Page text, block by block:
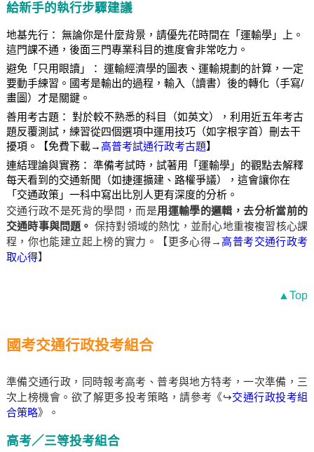
給新手的執行步驟建議
地基先行： 無論你是什麼背景，請優先花時間在「運輸學」上。
這門課不通，後面三門專業科目的進度會非常吃力。
避免「只用眼讀」： 運輸經濟學的圖表、運輸規劃的計算，一定
要動手練習。國考是輸出的過程，輸入（讀書）後的轉化（手寫/
畫圖）才是關鍵。
善用考古題： 對於較不熟悉的科目（如英文），利用近五年考古
題反覆測試，練習從四個選項中運用技巧（如字根字首）刪去干
擾項。【免費下載→高普考試通行政考古題】
連結理論與實務： 準備考試時，試著用「運輸學」的觀點去解釋
每天看到的交通新聞（如捷運擴建、路權爭議），這會讓你在
「交通政策」一科中寫出比別人更有深度的分析。
交通行政不是死背的學問，而是用運輸學的邏輯，去分析當前的
交通時事與問題。 保持對領域的熱忱，並耐心地重複複習核心課
程，你也能建立起上榜的實力。【更多心得→高普考交通行政考
取心得】
▲Top
國考交通行政投考組合
準備交通行政，同時報考高考、普考與地方特考，一次準備，三
次上榜機會。欲了解更多投考策略，請參考《↪交通行政投考組
合策略》。
高考／三等投考組合